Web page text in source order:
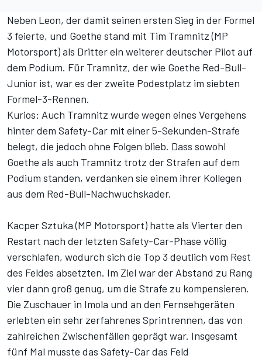
Neben Leon, der damit seinen ersten Sieg in der Formel
3 feierte, und Goethe stand mit Tim Tramnitz (MP
Motorsport) als Dritter ein weiterer deutscher Pilot auf
dem Podium. Für Tramnitz, der wie Goethe Red-Bull-
Junior ist, war es der zweite Podestplatz im siebten
Formel-3-Rennen.
Kurios: Auch Tramnitz wurde wegen eines Vergehens
hinter dem Safety-Car mit einer 5-Sekunden-Strafe
belegt, die jedoch ohne Folgen blieb. Dass sowohl
Goethe als auch Tramnitz trotz der Strafen auf dem
Podium standen, verdanken sie einem ihrer Kollegen
aus dem Red-Bull-Nachwuchskader.
Kacper Sztuka (MP Motorsport) hatte als Vierter den
Restart nach der letzten Safety-Car-Phase völlig
verschlafen, wodurch sich die Top 3 deutlich vom Rest
des Feldes absetzten. Im Ziel war der Abstand zu Rang
vier dann groß genug, um die Strafe zu kompensieren.
Die Zuschauer in Imola und an den Fernsehgeräten
erlebten ein sehr zerfahrenes Sprintrennen, das von
zahlreichen Zwischenfällen geprägt war. Insgesamt
fünf Mal musste das Safety-Car das Feld